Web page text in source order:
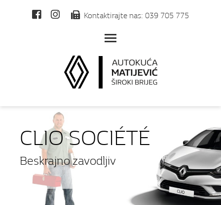
Kontaktirajte nas: 039 705 775
CLIO SOCIÉTÉ
Beskrajno zavodljiv